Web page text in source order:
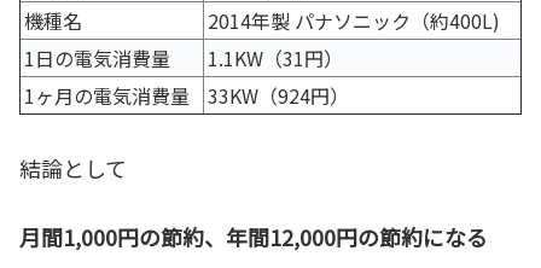
機種名
2014年製 パナソニック（約400L)
1日の電気消費量
1.1KW（31円）
1ヶ月の電気消費量
33KW（924円）
結論として
月間1,000円の節約、年間12,000円の節約になる